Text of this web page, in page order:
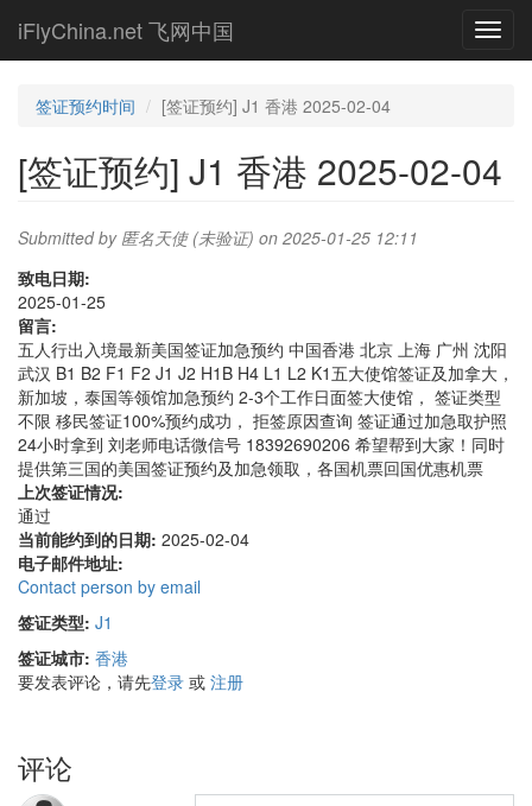
main
iFlyChina.net 飞网中国
签证预约时间 [签证预约] J1 香港 2025-02-04
[签证预约] J1 香港 2025-02-04
Submitted by 匿名天使 (未验证) on 2025-01-25 12:11
致电日期:
2025-01-25
留言:
五人行出入境最新美国签证加急预约 中国香港 北京 上海 广州 沈阳
武汉 B1 B2 F1 F2 J1 J2 H1B H4 L1 L2 K1五大使馆签证及加拿大，
新加坡，泰国等领馆加急预约 2-3个工作日面签大使馆， 签证类型
不限 移民签证100%预约成功， 拒签原因查询 签证通过加急取护照
24小时拿到 刘老师电话微信号 18392690206 希望帮到大家！同时
提供第三国的美国签证预约及加急领取，各国机票回国优惠机票
上次签证情况:
通过
当前能约到的日期: 2025-02-04
电子邮件地址:
Contact person by email
签证类型: J1
签证城市: 香港
要发表评论，请先登录 或 注册
评论